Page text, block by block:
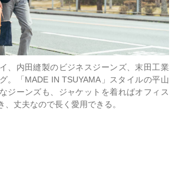
、内田縫製のビジネスジーンズ、末田工業
。「MADE IN TSUYAMA」スタイルの平山
ジーンズも、ジャケットを着ればオフィス
、丈夫なので長く愛用できる。